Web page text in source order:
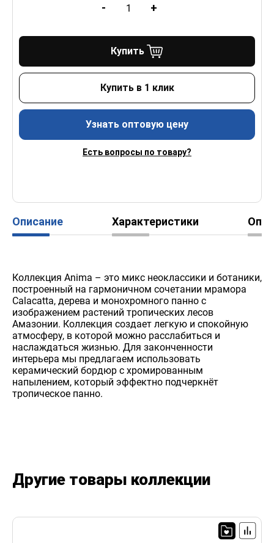
- +
Купить
Купить в 1 клик
Узнать оптовую цену
Есть вопросы по товару?
Описание Характеристики
Коллекция Anima – это микс неоклассики и ботаники,
построенный на гармоничном сочетании мрамора
Calacatta, дерева и монохромного панно с
изображением растений тропических лесов
Амазонии. Коллекция создает легкую и спокойную
атмосферу, в которой можно расслабиться и
наслаждаться жизнью. Для законченности
интерьера мы предлагаем использовать
керамический бордюр с хромированным
напылением, который эффектно подчеркнёт
тропическое панно.
Другие товары коллекции